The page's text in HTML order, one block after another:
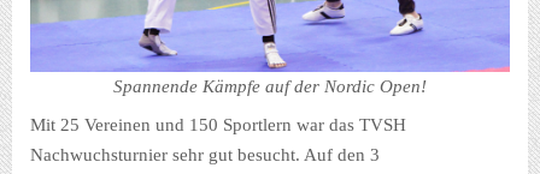
Spannende Kämpfe auf der Nordic Open!
Mit 25 Vereinen und 150 Sportlern war das TVSH
Nachwuchsturnier sehr gut besucht. Auf den 3